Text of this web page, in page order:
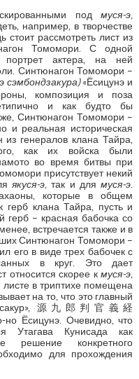
подмуся-э
например, в творчестве
стоит рассмотреть лист из
Томомори. С одной
портрет актера, на ней
Синтюнагон Томомори –
сэмбондзакура)«Ёсицунэ и
композиция и поза
и как будто бы
Синтюнагон Томомори –
и реальная историческая
генералов клана Тайра,
как их войска были
во время битвы при
присутствует некий
якуся-э, так и длямуся-э
которые в общем
герб клана Тайра, пусть и
герб – красная бабочка со
встречается также и в
Синтюнагон Томомори –
его в виде трех бабочек с
в круг. Это дает
относится скорее кмуся-э
в триптихе помещена
на то, что это главный
сакур», 源九郎判官義経
но Ёсицунэ. Очевидно, что
Утагава Кунисада как
решение конкретного
для прохождения